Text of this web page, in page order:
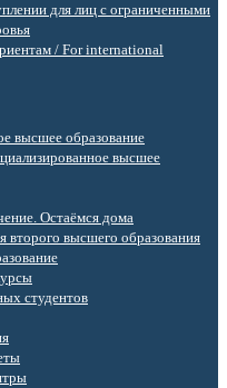
для лиц с ограниченными
/ For international
высшее образование
высшее
Остаёмся дома
второго высшего образования
студентов